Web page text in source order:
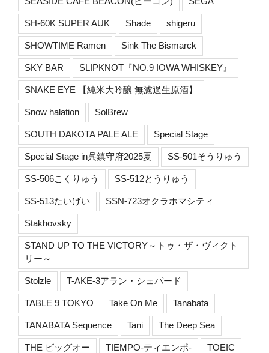
SH-60K SUPER AUK Shade shigeru
SHOWTIME Ramen Sink The Bismarck
SKY BAR SLIPKNOT『NO.9 IOWA WHISKEY』
SNAKE EYE 【純米大吟醸 無濾過生原酒】
Snow halation SolBrew
SOUTH DAKOTA PALE ALE Special Stage
Special Stage in呉鎮守府2025夏 SS-501そうりゅう
SS-506こくりゅう SS-512とうりゅう
SS-513たいげい SSN-723オクラホマシティ
Stakhovsky
STAND UP TO THE VICTORY～トゥ・ザ・ヴィクト
リー～
Stolzle T-AKE-3アラン・シェパード
TABLE 9 TOKYO Take On Me Tanabata
TANABATA Sequence Tani The Deep Sea
THE ビッグオー TIEMPO-ティエンポ- TOEIC